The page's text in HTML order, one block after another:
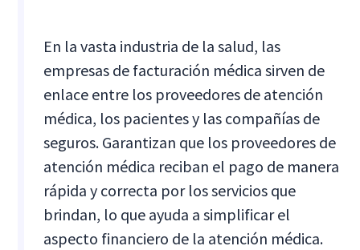
En la vasta industria de la salud, las
empresas de facturación médica sirven de
enlace entre los proveedores de atención
médica, los pacientes y las compañías de
seguros. Garantizan que los proveedores de
atención médica reciban el pago de manera
rápida y correcta por los servicios que
brindan, lo que ayuda a simplificar el
aspecto financiero de la atención médica.